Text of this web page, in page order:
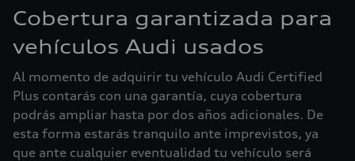
Cobertura garantizada para
vehículos Audi usados
Al momento de adquirir tu vehículo Audi Certified
Plus contarás con una garantía, cuya cobertura
podrás ampliar hasta por dos años adicionales. De
esta forma estarás tranquilo ante imprevistos, ya
que ante cualquier eventualidad tu vehículo será